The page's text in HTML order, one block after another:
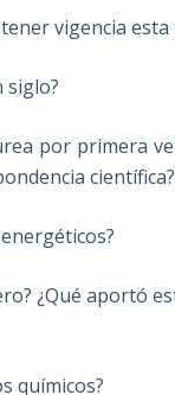
vigencia esta
siglo?
por primera
científica?
¿Qué aportó
químicos?